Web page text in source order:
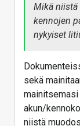
Mikä niistä
kennojen
nykyiset
sekä
akun/
niistä